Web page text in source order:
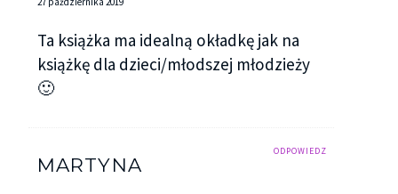
Ta książka ma idealną okładkę jak na
książkę dla dzieci/młodszej młodzieży
🙂
ODPOWIEDZ
MARTYNA